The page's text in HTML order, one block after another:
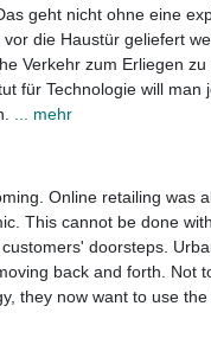
geht nicht ohne eine
die Haustür geliefert
Verkehr zum Erliegen
für Technologie will
... mehr
Online retailing was
This cannot be done
doorsteps.
back and forth. Not
they now want to use